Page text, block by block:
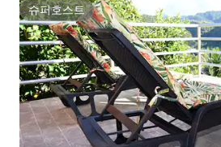
슈퍼호스트
슈퍼호스트